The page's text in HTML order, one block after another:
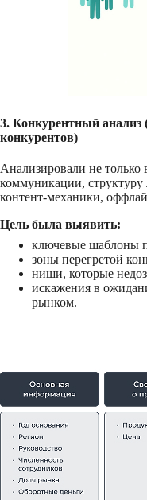
3. Конкурентный анализ
конкурентов)
Анализировали не
коммуникации, структуру
контент-механики,
Цель была выявить:
ключевые шаблоны
зоны перегретой
ниши, которые
искажения в
рынком.